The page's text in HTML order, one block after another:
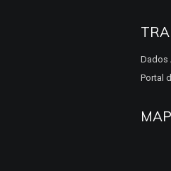
Dados
Portal